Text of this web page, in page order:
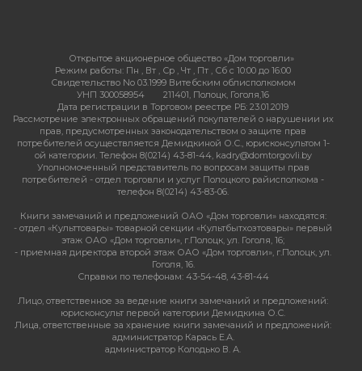
Открытое акционерное общество «Дом торговли»
Режим работы: Пн , Вт , Ср , Чт , Пт , Сб c 10:00 до 16:00
Свидетельство No 03.1999 Витебским облисполкомом
УНП 300058954
211401, Полоцк, Гоголя,16
Дата регистрации в Торговом реестре РБ: 23.01.2019
Рассмотрение электронных обращений покупателей о нарушении их
прав, предусмотренных законодательством о защите прав
потребителей осуществляется Демидкиной О.С., юрисконсультом 1-
ой категории. Телефон 8(0214) 43-81-44, kadry@domtorgovli.by
Уполномоченный представитель по вопросам защиты прав
потребителей - отдел торговли и услуг Полоцкого райисполкома -
телефон 8(0214) 43-83-06.
Книги замечаний и предложений ОАО «Дом торговли» находятся:
- отдел «Культтовары» товарной секции «Культбытхозтовары» первый
этаж ОАО «Дом торговли», г.Полоцк, ул. Гоголя, 16;
- приемная директора второй этаж ОАО «Дом торговли», г.Полоцк, ул.
Гоголя, 16.
Справки по телефонам: 43-54-48, 43-81-44
Лицо, ответственное за ведение книги замечаний и предложений:
юрисконсульт первой категории Демидкина О.С.
Лица, ответственные за хранение книги замечаний и предложений:
администратор Карась Е.А.
администратор Колодько В. А.